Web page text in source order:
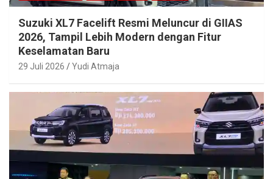
Suzuki XL7 Facelift Resmi Meluncur di GIIAS
2026, Tampil Lebih Modern dengan Fitur
Keselamatan Baru
29 Juli 2026 Yudi Atmaja